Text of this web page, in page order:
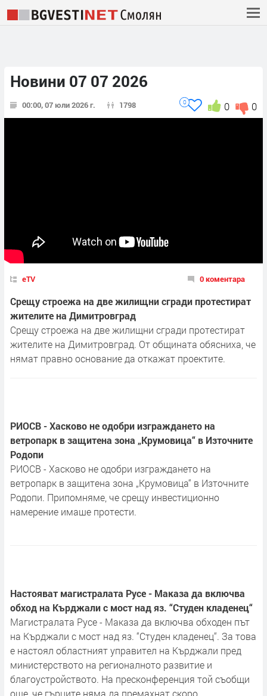
Новини 07 07 2026
00:00, 07 юли 2026 г. 1798 0
0
0
eTV 0 коментара
Срещу строежа на две жилищни сгради протестират
жителите на Димитровград
Срещу строежа на две жилищни сгради протестират
жителите на Димитровград. От общината обясниха, че
нямат правно основание да откажат проектите.
РИОСВ - Хасково не одобри изграждането на
ветропарк в защитена зона „Крумовица“ в Източните
Родопи
РИОСВ - Хасково не одобри изграждането на
ветропарк в защитена зона „Крумовица“ в Източните
Родопи. Припомняме, че срещу инвестиционно
намерение имаше протести.
Настояват магистралата Русе - Маказа да включва
обход на Кърджали с мост над яз. “Студен кладенец“
Магистралата Русе - Маказа да включва обходен път
на Кърджали с мост над яз. “Студен кладенец“. За това
е настоял областният управител на Кърджали пред
министерството на регионалното развитие и
благоустройството. На пресконференция той съобщи